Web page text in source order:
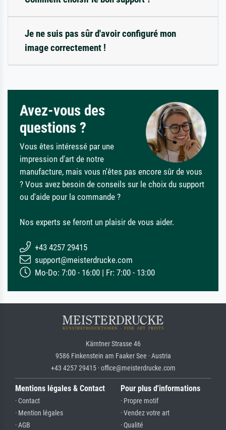
Je ne suis pas sûr d'avoir configuré mon
image correctement !
Avez-vous des
questions ?
Vous êtes intéressé par une
impression d'art de notre
manufacture, mais vous n'êtes pas encore sûr de vous
? Vous avez besoin de conseils sur le choix du support
ou d'aide pour la commande ?
Nos experts se feront un plaisir de vous aider.
+43 4257 29415
support@meisterdrucke.com
Mo-Do: 7:00 - 16:00 | Fr: 7:00 - 13:00
Kärntner Strasse 46
9586 Finkenstein am Faaker See · Austria
+43 4257 29415 · office@meisterdrucke.com
Mentions légales & Contact
· Contact
· Mention légales
· AGB
Pour plus d'informations
· Propre motif
· Vendez votre art
· Qualité